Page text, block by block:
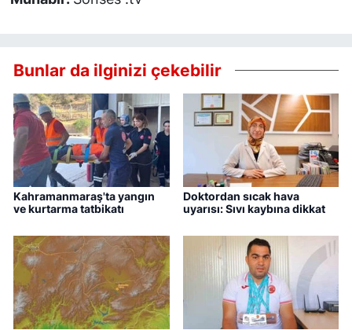
Bunlar da ilginizi çekebilir
Kahramanmaraş'ta yangın
ve kurtarma tatbikatı
Doktordan sıcak hava
uyarısı: Sıvı kaybına dikkat